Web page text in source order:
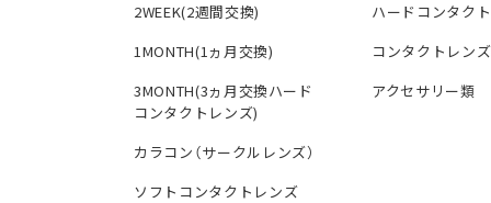
2WEEK(2週間交換)
1MONTH(1ヵ月交換)
3MONTH(3ヵ月交換ハード
コンタクトレンズ)
カラコン（サークルレンズ）
ソフトコンタクトレンズ
ハードコンタク
コンタクトレン
アクセサリー類